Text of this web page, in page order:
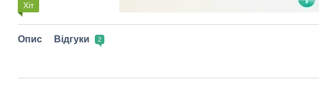
Хіт
Опис Відгуки 2